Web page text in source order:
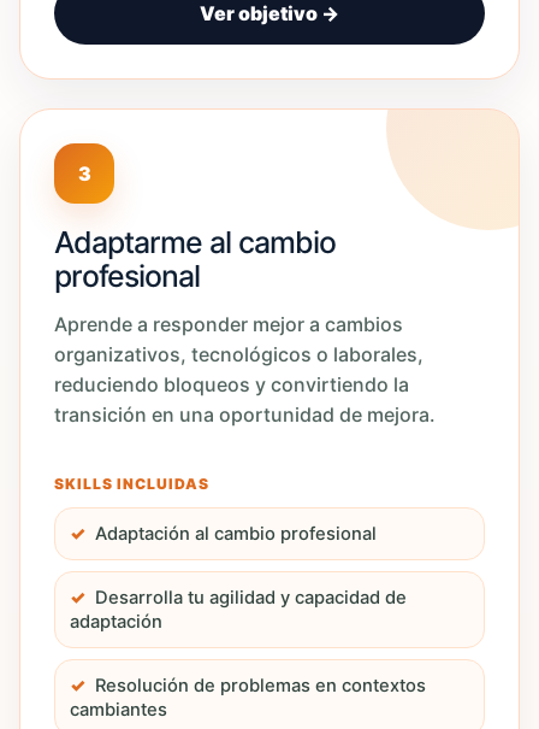
Ver objetivo →
3
Adaptarme al cambio
profesional
Aprende a responder mejor a cambios
organizativos, tecnológicos o laborales,
reduciendo bloqueos y convirtiendo la
transición en una oportunidad de mejora.
SKILLS INCLUIDAS
Adaptación al cambio profesional
Desarrolla tu agilidad y capacidad de
adaptación
Resolución de problemas en contextos
cambiantes